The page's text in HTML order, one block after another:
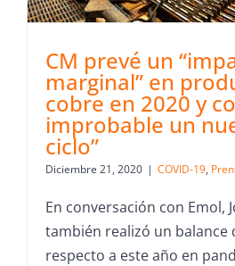
CM prevé un
marginal” en
cobre en 2020 y
improbable un
ciclo”
Diciembre 21, 2020 | COVID-19,
En conversación con Emol,
también realizó un balance
respecto a este año en